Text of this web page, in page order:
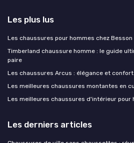
Les plus lus
Les chaussures pour hommes chez
Timberland chaussure homme : le guide
paire
Les chaussures Arcus : élégance et
Les meilleures chaussures montantes en
Les meilleures chaussures d'intérieur pour
Les derniers articles